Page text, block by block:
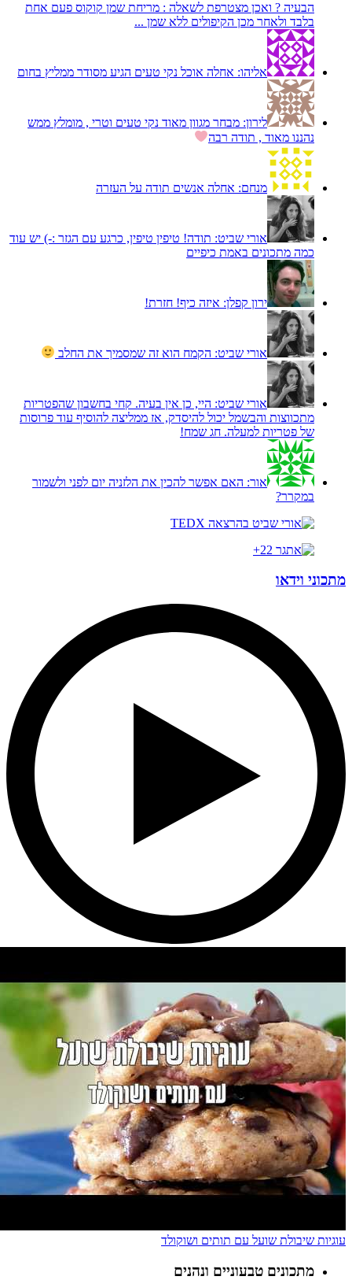
הבעיה ? ואכן מצטרפת לשאלה : מריחת שמן קוקוס פעם אחת
בלבד ולאחר מכן הקיפולים ללא שמן ...
אליהו: אחלה אוכל נקי טעים הגיע מסודר ממליץ בחום
לירון: מבחר מגוון מאוד נקי טעים וטרי , מומלץ ממש
נהננו מאוד , תודה רבה
מנחם: אחלה אנשים תודה על העזרה
אורי שביט: תודה! טיפין טיפין, כרגע עם הגזר :-) יש עוד
כמה מתכונים באמת כיפיים
ירון קפלן: איזה כיף! חזרת!
אורי שביט: הקמח הוא זה שמסמיך את החלב
אורי שביט: היי, כן אין בעיה. קחי בחשבון שהפטריות
מתכווצות והבשמל יכול להיסדק, אז ממליצה להוסיף עוד פרוסות
של פטריות למעלה. חג שמח!
אור: האם אפשר להכין את הלזניה יום לפני ולשמור
במקרר?
מתכוני וידאו
עוגיות שיבולת שועל עם תותים ושוקולד
מתכונים טבעוניים ונהנים